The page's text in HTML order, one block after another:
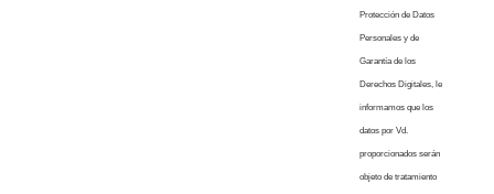
Protección de Datos
Personales y de
Garantía de los
Derechos Digitales, le
informamos que los
datos por Vd.
proporcionados serán
objeto de tratamiento